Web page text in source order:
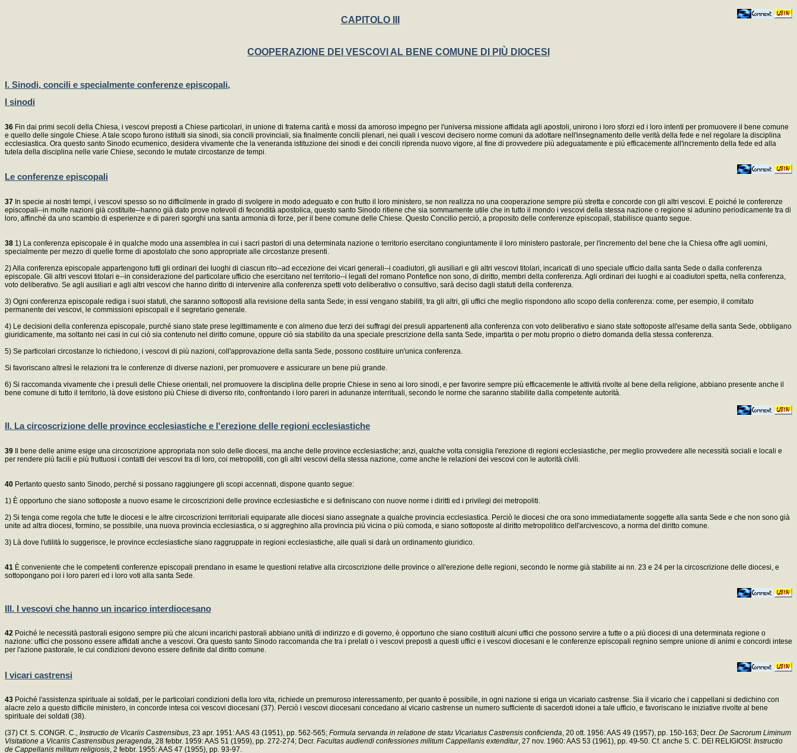
CAPITOLO III
COOPERAZIONE DEI VESCOVI AL BENE COMUNE DI PIÙ DIOCESI
I. Sinodi, concili e specialmente conferenze episcopali,
I sinodi
36 Fin dai primi secoli della Chiesa, i vescovi preposti a Chiese particolari, in unione di fraterna carità e mossi da amoroso impegno per l'universa missione affidata agli apostoli, unirono i loro sforzi ed i loro intenti per promuovere il bene comune
e quello delle singole Chiese. A tale scopo furono istituiti sia sinodi, sia concili provinciali, sia finalmente concili plenari, nei quali i vescovi decisero norme comuni da adottare nell'insegnamento delle verità della fede e nel regolare la disciplina
ecclesiastica. Ora questo santo Sinodo ecumenico, desidera vivamente che la veneranda istituzione dei sinodi e dei concili riprenda nuovo vigore, al fine di provvedere più adeguatamente e più efficacemente all'incremento della fede ed alla
tutela della disciplina nelle varie Chiese, secondo le mutate circostanze de tempi.
Le conferenze episcopali
37 In specie ai nostri tempi, i vescovi spesso so no difficilmente in grado di svolgere in modo adeguato e con frutto il loro ministero, se non realizza no una cooperazione sempre più stretta e concorde con gli altri vescovi. E poiché le conferenze
episcopali--in molte nazioni già costituite--hanno già dato prove notevoli di fecondità apostolica, questo santo Sinodo ritiene che sia sommamente utile che in tutto il mondo i vescovi della stessa nazione o regione si adunino periodicamente tra di
loro, affinché da uno scambio di esperienze e di pareri sgorghi una santa armonia di forze, per il bene comune delle Chiese. Questo Concilio perciò, a proposito delle conferenze episcopali, stabilisce quanto segue.
38 1) La conferenza episcopale è in qualche modo una assemblea in cui i sacri pastori di una determinata nazione o territorio esercitano congiuntamente il loro ministero pastorale, per l'incremento del bene che la Chiesa offre agli uomini,
specialmente per mezzo di quelle forme di apostolato che sono appropriate alle circostanze presenti.
2) Alla conferenza episcopale appartengono tutti gli ordinari dei luoghi di ciascun rito--ad eccezione dei vicari generali--i coadiutori, gli ausiliari e gli altri vescovi titolari, incaricati di uno speciale ufficio dalla santa Sede o dalla conferenza
episcopale. Gli altri vescovi titolari e--in considerazione del particolare ufficio che esercitano nel territorio--i legati del romano Pontefice non sono, di diritto, membri della conferenza. Agli ordinari dei luoghi e ai coadiutori spetta, nella conferenza,
voto deliberativo. Se agli ausiliari e agli altri vescovi che hanno diritto di intervenire alla conferenza spetti voto deliberativo o consultivo, sarà deciso dagli statuti della conferenza.
3) Ogni conferenza episcopale rediga i suoi statuti, che saranno sottoposti alla revisione della santa Sede; in essi vengano stabiliti, tra gli altri, gli uffici che meglio rispondono allo scopo della conferenza: come, per esempio, il comitato
permanente dei vescovi, le commissioni episcopali e il segretario generale.
4) Le decisioni della conferenza episcopale, purché siano state prese legittimamente e con almeno due terzi dei suffragi dei presuli appartenenti alla conferenza con voto deliberativo e siano state sottoposte all'esame della santa Sede, obbligano
giuridicamente, ma soltanto nei casi in cui ciò sia contenuto nel diritto comune, oppure ciò sia stabilito da una speciale prescrizione della santa Sede, impartita o per motu proprio o dietro domanda della stessa conferenza.
5) Se particolari circostanze lo richiedono, i vescovi di più nazioni, coll'approvazione della santa Sede, possono costituire un'unica conferenza.
Si favoriscano altresì le relazioni tra le conferenze di diverse nazioni, per promuovere e assicurare un bene più grande.
6) Si raccomanda vivamente che i presuli delle Chiese orientali, nel promuovere la disciplina delle proprie Chiese in seno ai loro sinodi, e per favorire sempre più efficacemente le attività rivolte al bene della religione, abbiano presente anche il
bene comune di tutto il territorio, là dove esistono più Chiese di diverso rito, confrontando i loro pareri in adunanze interrituali, secondo le norme che saranno stabilite dalla competente autorità.
II. La circoscrizione delle province ecclesiastiche e l'erezione delle regioni ecclesiastiche
39 Il bene delle anime esige una circoscrizione appropriata non solo delle diocesi, ma anche delle province ecclesiastiche; anzi, qualche volta consiglia l'erezione di regioni ecclesiastiche, per meglio provvedere alle necessità sociali e locali e
per rendere più facili e più fruttuosi i contatti dei vescovi tra di loro, coi metropoliti, con gli altri vescovi della stessa nazione, come anche le relazioni dei vescovi con le autorità civili.
40 Pertanto questo santo Sinodo, perché si possano raggiungere gli scopi accennati, dispone quanto segue:
1) È opportuno che siano sottoposte a nuovo esame le circoscrizioni delle province ecclesiastiche e si definiscano con nuove norme i diritti ed i privilegi dei metropoliti.
2) Si tenga come regola che tutte le diocesi e le altre circoscrizioni territoriali equiparate alle diocesi siano assegnate a qualche provincia ecclesiastica. Perciò le diocesi che ora sono immediatamente soggette alla santa Sede e che non sono già
unite ad altra diocesi, formino, se possibile, una nuova provincia ecclesiastica, o si aggreghino alla provincia più vicina o più comoda, e siano sottoposte al diritto metropolitico dell'arcivescovo, a norma del diritto comune.
3) Là dove l'utilità lo suggerisce, le province ecclesiastiche siano raggruppate in regioni ecclesiastiche, alle quali si darà un ordinamento giuridico.
41 È conveniente che le competenti conferenze episcopali prendano in esame le questioni relative alla circoscrizione delle province o all'erezione delle regioni, secondo le norme già stabilite ai nn. 23 e 24 per la circoscrizione delle diocesi, e
sottopongano poi i loro pareri ed i loro voti alla santa Sede.
III. I vescovi che hanno un incarico interdiocesano
42 Poiché le necessità pastorali esigono sempre più che alcuni incarichi pastorali abbiano unità di indirizzo e di governo, è opportuno che siano costituiti alcuni uffici che possono servire a tutte o a più diocesi di una determinata regione o
nazione: uffici che possono essere affidati anche a vescovi. Ora questo santo Sinodo raccomanda che tra i prelati o i vescovi preposti a questi uffici e i vescovi diocesani e le conferenze episcopali regnino sempre unione di animi e concordi intese
per l'azione pastorale, le cui condizioni devono essere definite dal diritto comune.
I vicari castrensi
43 Poiché l'assistenza spirituale ai soldati, per le particolari condizioni della loro vita, richiede un premuroso interessamento, per quanto è possibile, in ogni nazione si eriga un vicariato castrense. Sia il vicario che i cappellani si dedichino con
alacre zelo a questo difficile ministero, in concorde intesa coi vescovi diocesani (37). Perciò i vescovi diocesani concedano al vicario castrense un numero sufficiente di sacerdoti idonei a tale ufficio, e favoriscano le iniziative rivolte al bene
spirituale dei soldati (38).
(37) Cf. S. CONGR. C., Instructio de Vicariis Castrensibus, 23 apr. 1951: AAS 43 (1951), pp. 562-565; Formula servanda in relatione de statu Vicariatus Castrensis conficienda, 20 ott. 1956: AAS 49 (1957), pp. 150-163; Decr. De Sacrorum Liminum
Visitatione a Vicariis Castrensibus peragenda, 28 febbr. 1959: AAS 51 (1959), pp. 272-274; Decr. Facultas audiendi confessiones militum Cappellanis extenditur, 27 nov. 1960: AAS 53 (1961), pp. 49-50. Cf. anche S. C. DEI RELIGIOSI: Instructio
de Cappellanis militum religiosis, 2 febbr. 1955: AAS 47 (1955), pp. 93-97.